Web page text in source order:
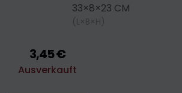
33×8×23 CM
(L×B×H)
3,45 €
Ausverkauft